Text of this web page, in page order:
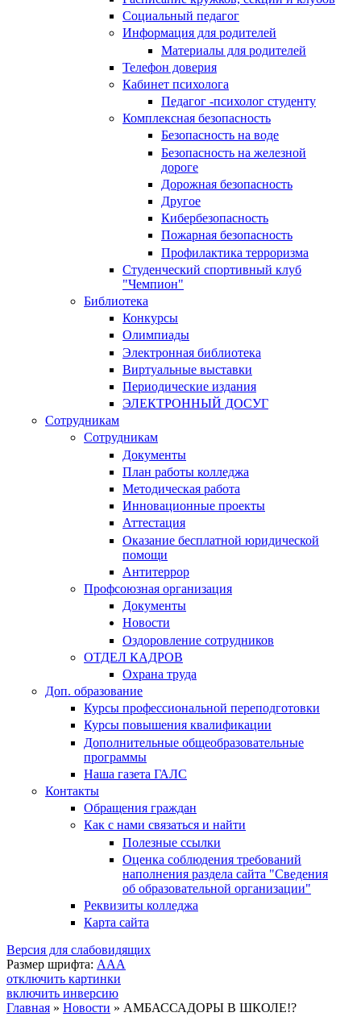
Социальный педагог
Информация для родителей
Материалы для родителей
Телефон доверия
Кабинет психолога
Педагог -психолог студенту
Комплексная безопасность
Безопасность на воде
Безопасность на железной
дороге
Дорожная безопасность
Другое
Кибербезопасность
Пожарная безопасность
Профилактика терроризма
Студенческий спортивный клуб
"Чемпион"
Библиотека
Конкурсы
Олимпиады
Электронная библиотека
Виртуальные выставки
Периодические издания
ЭЛЕКТРОННЫЙ ДОСУГ
Сотрудникам
Сотрудникам
Документы
План работы колледжа
Методическая работа
Инновационные проекты
Аттестация
Оказание бесплатной юридической
помощи
Антитеррор
Профсоюзная организация
Документы
Новости
Оздоровление сотрудников
ОТДЕЛ КАДРОВ
Охрана труда
Доп. образование
Курсы профессиональной переподготовки
Курсы повышения квалификации
Дополнительные общеобразовательные
программы
Наша газета ГАЛС
Контакты
Обращения граждан
Как с нами связаться и найти
Полезные ссылки
Оценка соблюдения требований
наполнения раздела сайта "Сведения
об образовательной организации"
Реквизиты колледжа
Карта сайта
Версия для слабовидящих
Размер шрифта: AAA
отключить картинки
включить инверсию
Главная » Новости » АМБАССАДОРЫ В ШКОЛЕ!?